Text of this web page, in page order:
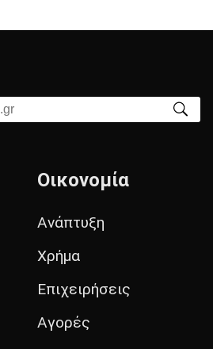
Οικονομία
Ανάπτυξη
Χρήμα
Επιχειρήσεις
Αγορές